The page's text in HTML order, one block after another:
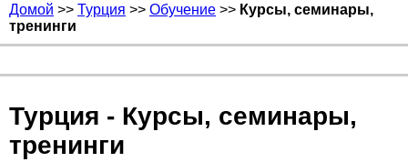
Домой >> Турция >> Обучение >> Курсы, семинары,
тренинги
Турция - Курсы, семинары,
тренинги